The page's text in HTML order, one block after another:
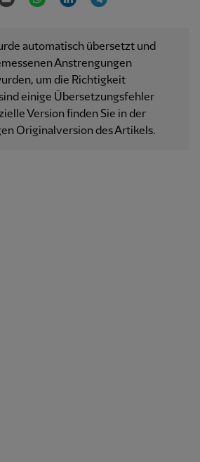
automatisch übersetzt und
Anstrengungen
um die Richtigkeit
einige Übersetzungsfehler
Version finden Sie in der
Originalversion des Artikels.